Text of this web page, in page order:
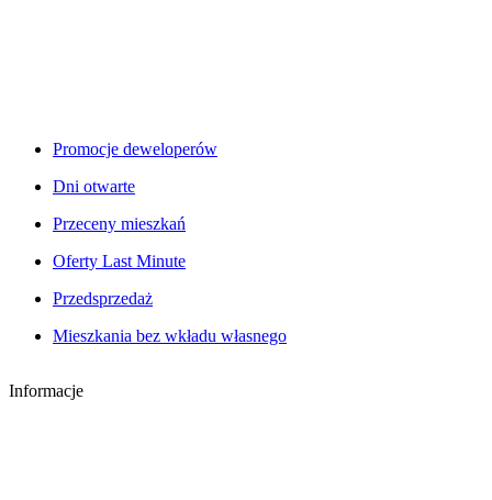
Promocje deweloperów
Dni otwarte
Przeceny mieszkań
Oferty Last Minute
Przedsprzedaż
Mieszkania bez wkładu własnego
Informacje